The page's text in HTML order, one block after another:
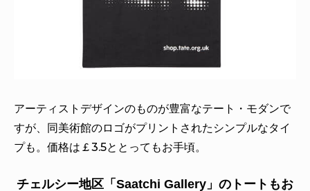
アーティストデザインのものが豊富なテート・モダンで
すが、同美術館のロゴがプリントされたシンプルなタイ
プも。価格は￡3.5ととってもお手頃。
チェルシー地区「Saatchi Gallery」のトートもお